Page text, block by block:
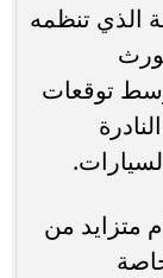
الذي تنظمه
يوم 11 يوليو، وسط توقعات
متزايد من